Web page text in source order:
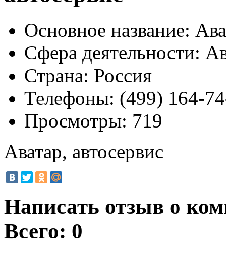
Основное название:
Сфера деятельности:
Страна: Россия
Телефоны: (499) 164-
Просмотры: 719
Аватар, автосервис
Написать отзыв о
Всего: 0